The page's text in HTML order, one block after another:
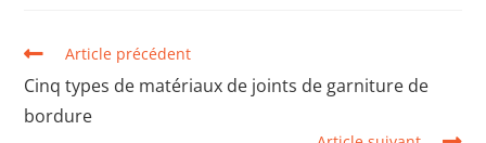
Article précédent
Cinq types de matériaux de joints de garniture de
bordure